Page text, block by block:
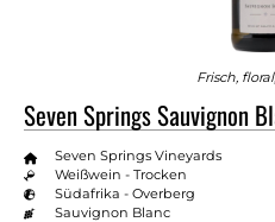
Frisch,
Seven Springs Sauvignon
Seven Springs Vineyards
Weißwein - Trocken
Südafrika - Overberg
Sauvignon Blanc